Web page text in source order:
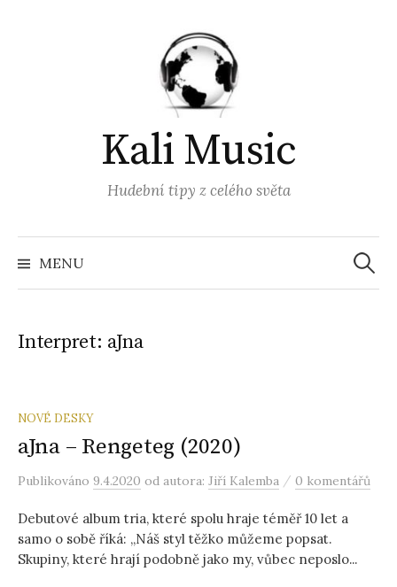
Kali Music
Hudební tipy z celého světa
MENU
Interpret: aJna
NOVÉ DESKY
aJna – Rengeteg (2020)
Publikováno 9.4.2020 od autora: Jiří Kalemba / 0 komentářů
Debutové album tria, které spolu hraje téměř 10 let a
samo o sobě říká: „Náš styl těžko můžeme popsat.
Skupiny, které hrají podobně jako my, vůbec neposlo...